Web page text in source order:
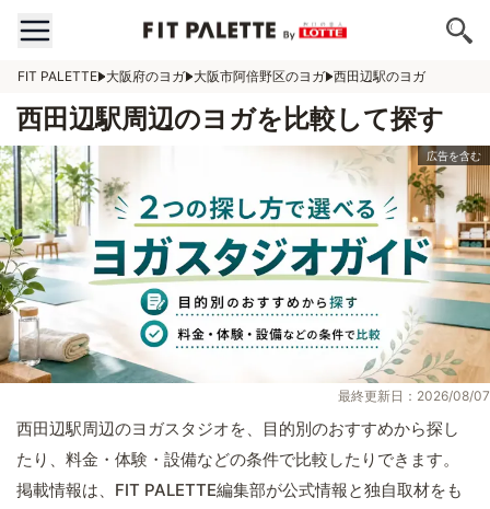
FIT PALETTE 大阪府のヨガ 大阪市阿倍野区のヨガ 西田辺駅のヨガ
西田辺駅周辺のヨガを比較して探す
最終更新日：2026/08/07
西田辺駅周辺のヨガスタジオを、目的別のおすすめから探し
たり、料金・体験・設備などの条件で比較したりできます。
掲載情報は、FIT PALETTE編集部が公式情報と独自取材をも